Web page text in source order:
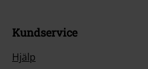
Kundservice
Hjälp